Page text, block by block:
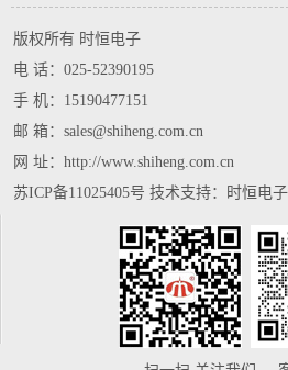
版权所有 时恒电子
电 话： 025-52390195
手 机： 15190477151
邮 箱：sales@shiheng.com.cn
网 址：http://www.shiheng.com.cn
苏ICP备11025405号 技术支持： 时恒电子